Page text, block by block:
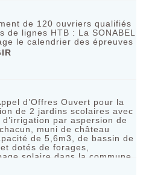
de 120 ouvriers qualifiés
de lignes HTB : La SONABEL
le calendrier des épreuves
d’Offres Ouvert pour la
de 2 jardins scolaires avec
d’irrigation par aspersion de
muni de château
de 5,6m3, de bassin de
dotés de forages,
solaire dans la commune